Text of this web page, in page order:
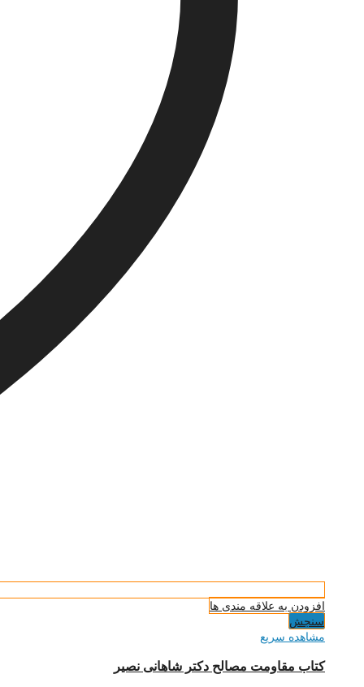
افزودن به علاقه مندی ها
سنجش
مشاهده سریع
کتاب مقاومت مصالح دکتر شاهانی نصیر